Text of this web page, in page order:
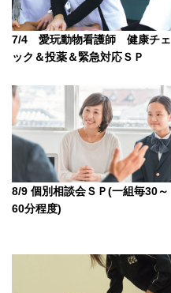
7/4 愛玩動物看護師 健康チェ
ック＆投薬＆緊急対応ＳＰ
8/9 個別相談会ＳＰ(一組毎30～
60分程度)